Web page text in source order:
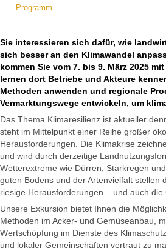
Programm
Sie interessieren sich dafür, wie
sich besser an den Klimawandel
kommen Sie vom 7. bis 9. März 2025
lernen dort Betriebe und Akteure
Methoden anwenden und regionale
Vermarktungswege entwickeln, um
Das Thema Klimaresilienz ist aktueller
steht im Mittelpunkt einer Reihe großer
Herausforderungen. Die Klimakrise
und wird durch derzeitige
Wetterextreme wie Dürren, Starkregen
guten Bodens und der Artenvielfalt stellen
riesige Herausforderungen – und auch die
Unsere Exkursion bietet Ihnen die
Methoden im Acker- und Gemüseanbau,
Wertschöpfung im Dienste des
und lokaler Gemeinschaften vertraut zu